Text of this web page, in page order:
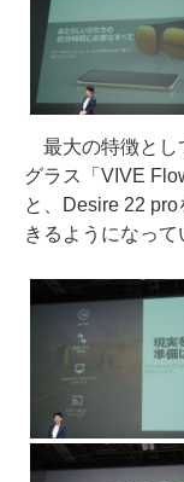
最大の特徴とし
グラス「VIVE
と、Desire 22
きるようになって